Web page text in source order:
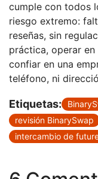
cumple con todos
riesgo extremo:
reseñas, sin
práctica, operar
confiar en una
teléfono, ni
Etiquetas:
revisión BinarySwap
intercambio de